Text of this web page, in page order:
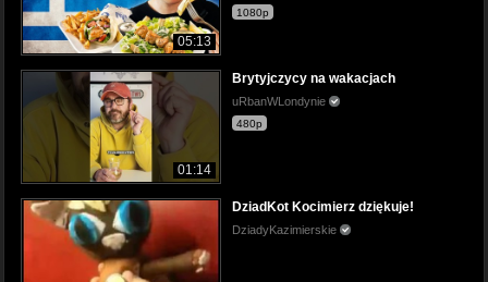
05:13
1080p
01:14
Brytyjczycy na wakacjach
uRbanWLondynie
480p
DziadKot Kocimierz dziękuje!
DziadyKazimierskie